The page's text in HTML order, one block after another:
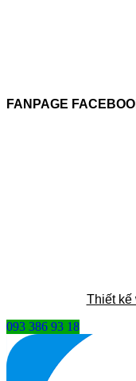
FANPAGE
Thiết kế
093 386 93 18